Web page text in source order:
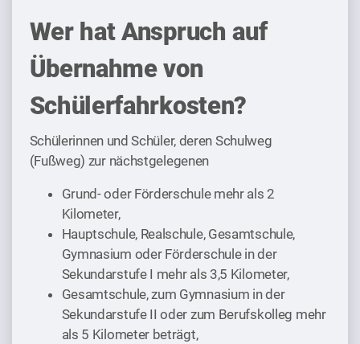
Wer hat Anspruch auf
Übernahme von
Schülerfahrkosten?
Schülerinnen und Schüler, deren Schulweg
(Fußweg) zur nächstgelegenen
Grund- oder Förderschule mehr als 2
Kilometer,
Hauptschule, Realschule, Gesamtschule,
Gymnasium oder Förderschule in der
Sekundarstufe I mehr als 3,5 Kilometer,
Gesamtschule, zum Gymnasium in der
Sekundarstufe II oder zum Berufskolleg mehr
als 5 Kilometer beträgt,